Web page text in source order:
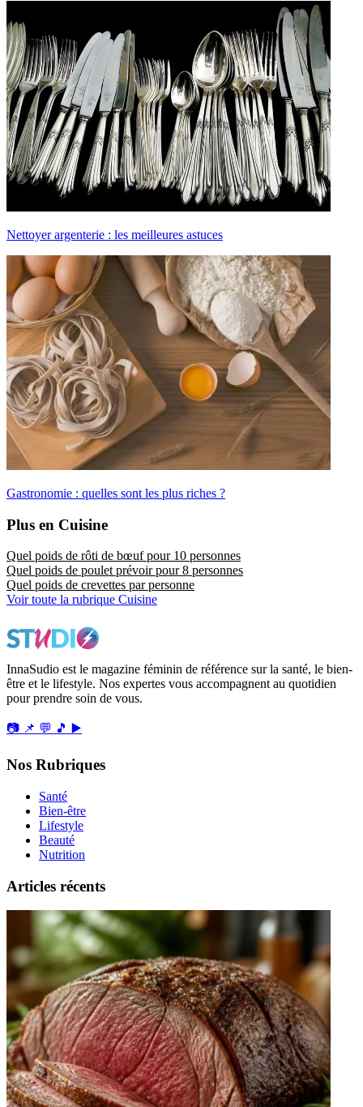
Nettoyer argenterie : les meilleures astuces
Gastronomie : quelles sont les plus riches ?
Plus en Cuisine
Quel poids de rôti de bœuf pour 10 personnes
Quel poids de poulet prévoir pour 8 personnes
Quel poids de crevettes par personne
Voir toute la rubrique Cuisine
InnaSudio est le magazine féminin de référence sur la santé, le bien-
être et le lifestyle. Nos expertes vous accompagnent au quotidien
pour prendre soin de vous.
📷 📌 💬 🎵 ▶️
Nos Rubriques
Santé
Bien-être
Lifestyle
Beauté
Nutrition
Articles récents